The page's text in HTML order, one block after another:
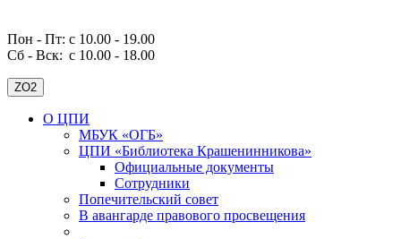
Пон - Пт: с 10.00 - 19.00
Сб - Вск: с 10.00 - 18.00
ZO2
О ЦПИ
МБУК «ОГБ»
ЦПИ «Библиотека Крашенинникова»
Официальные документы
Сотрудники
Попечительский совет
В авангарде правового просвещения